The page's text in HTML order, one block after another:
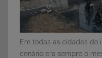
Em todas as cidades do
cenário era sempre o